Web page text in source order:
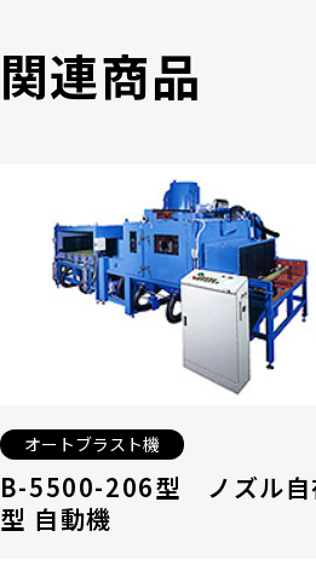
関連商品
オートブラスト機
B-5500-206型 ノズル自
型 自動機